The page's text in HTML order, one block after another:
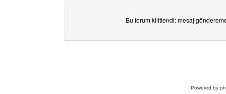
Bu forum kilitlendi: mesaj
Powered by